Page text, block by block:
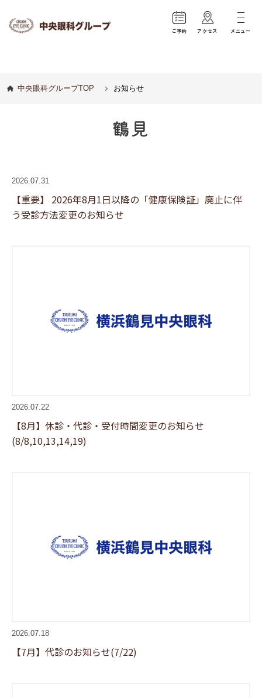
ご予約 アクセス メニュー
中央眼科グループTOP お知らせ
鶴見
2026.07.31
【重要】 2026年8月1日以降の「健康保険証」廃止に伴
う受診方法変更のお知らせ
2026.07.22
【8月】休診・代診・受付時間変更のお知らせ
(8/8,10,13,14,19)
2026.07.18
【7月】代診のお知らせ(7/22)